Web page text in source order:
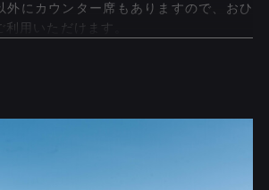
外にカウンター席もありますので、おひ
用いただけます。